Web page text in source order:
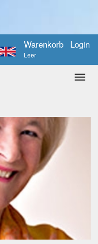
Login
Warenkorb
Leer